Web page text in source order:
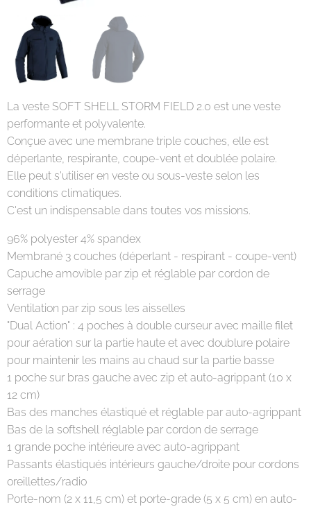
La veste SOFT SHELL STORM FIELD 2.0 est une veste
performante et polyvalente.
Conçue avec une membrane triple couches, elle est
déperlante, respirante, coupe-vent et doublée polaire.
Elle peut s'utiliser en veste ou sous-veste selon les
conditions climatiques.
C'est un indispensable dans toutes vos missions.
96% polyester 4% spandex
Membrané 3 couches (déperlant - respirant - coupe-vent)
Capuche amovible par zip et réglable par cordon de
serrage
Ventilation par zip sous les aisselles
"Dual Action" : 4 poches à double curseur avec maille filet
pour aération sur la partie haute et avec doublure polaire
pour maintenir les mains au chaud sur la partie basse
1 poche sur bras gauche avec zip et auto-agrippant (10 x
12 cm)
Bas des manches élastiqué et réglable par auto-agrippant
Bas de la softshell réglable par cordon de serrage
1 grande poche intérieure avec auto-agrippant
Passants élastiqués intérieurs gauche/droite pour cordons
oreillettes/radio
Porte-nom (2 x 11,5 cm) et porte-grade (5 x 5 cm) en auto-